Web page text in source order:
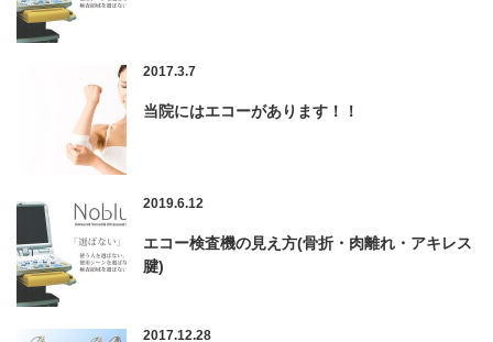
2017.3.7
当院にはエコーがあります！！
2019.6.12
エコー検査機の見え方(骨折・肉離れ・アキレス
腱)
2017.12.28